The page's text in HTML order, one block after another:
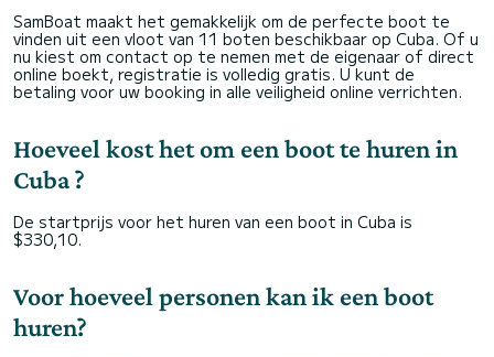
SamBoat maakt het gemakkelijk om de perfecte boot te
vinden uit een vloot van 11 boten beschikbaar op Cuba. Of u
nu kiest om contact op te nemen met de eigenaar of direct
online boekt, registratie is volledig gratis. U kunt de
betaling voor uw booking in alle veiligheid online verrichten.
Hoeveel kost het om een boot te huren in
Cuba ?
De startprijs voor het huren van een boot in Cuba is
$330,10.
Voor hoeveel personen kan ik een boot
huren?